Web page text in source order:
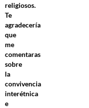
religiosos.
Te
agradecería
que
me
comentaras
sobre
la
convivencia
interétnica
e